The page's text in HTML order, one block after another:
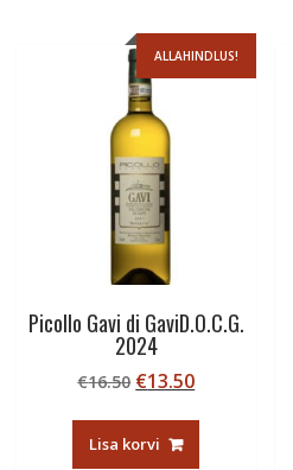
ALLAHINDLUS!
Picollo Gavi di GaviD.O.C.G.
2024
€16.50 Algne
oli:
€16.50.
€13.50Current
Lisa korvi